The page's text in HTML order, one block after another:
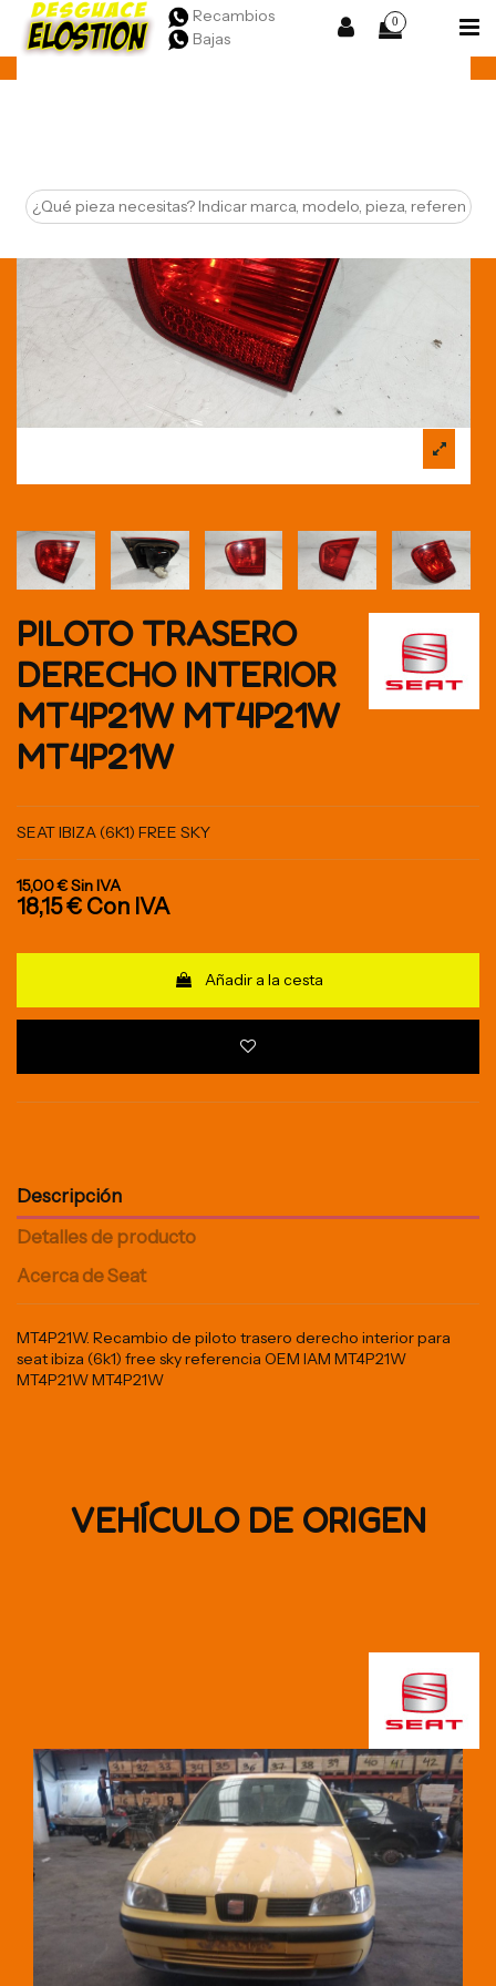
Recambios
Bajas
0
PILOTO TRASERO
DERECHO INTERIOR
MT4P21W MT4P21W
MT4P21W
SEAT IBIZA (6K1) FREE SKY
15,00 €Sin IVA
18,15 € Con IVA
Añadir a la cesta
Descripción
Detalles de producto
Acerca de Seat
MT4P21W. Recambio de piloto trasero derecho interior para
seat ibiza (6k1) free sky referencia OEM IAM MT4P21W
MT4P21W MT4P21W
VEHÍCULO DE ORIGEN